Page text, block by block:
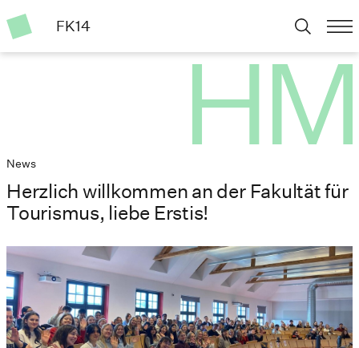
FK14
News
Herzlich willkommen an der Fakultät für
Tourismus, liebe Erstis!